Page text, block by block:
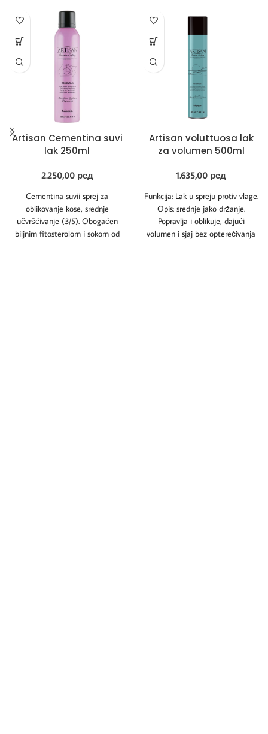
Artisan Cementina suvi
lak 250ml
2.250,00 рсд
Cementina suvii sprej za
oblikovanje kose, srednje
učvršćivanje (3/5). Obogaćen
biljnim fitosterolom i sokom od
Artisan voluttuosa lak
za volumen 500ml
1.635,00 рсд
Funkcija: Lak u spreju protiv vlage.
Opis: srednje jako držanje.
Popravlja i oblikuje, dajući
volumen i sjaj bez opterećivanja